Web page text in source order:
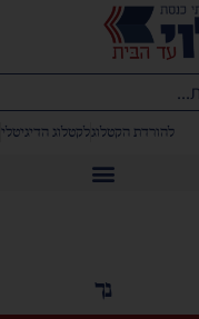
להורדת הקטלוגלקטלוג הדיגיטלי
נך